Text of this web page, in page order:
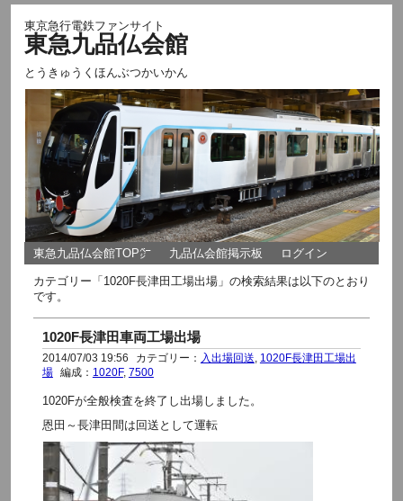
東京急行電鉄ファンサイト
東急九品仏会館
とうきゅうくほんぶつかいかん
東急九品仏会館TOP㌻ 九品仏会館掲示板 ログイン
カテゴリー「1020F長津田工場出場」の検索結果は以下のとおり
です。
1020F長津田車両工場出場
2014/07/03 19:56 カテゴリー： 入出場回送
1020F長津田工場出
場
編成： 1020F, 7500
1020Fが全般検査を終了し出場しました。
恩田～長津田間は回送として運転